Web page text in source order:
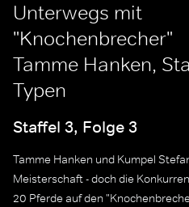
Unterwegs mit
"Knochenbrecher"
Tamme Hanken,
Typen
Staffel 3, Folge 3
Tamme Hanken und Kumpel
Meisterschaft - doch die
20 Pferde auf den